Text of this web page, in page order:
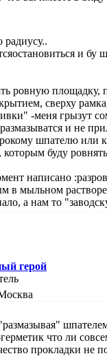
радиусу..
и бу
ровную площадку,
сверху
-меня грызут
и не
шпателю или
буду ровнять
написано
в мыльном
а нам то
герой
что ли
прокладки не